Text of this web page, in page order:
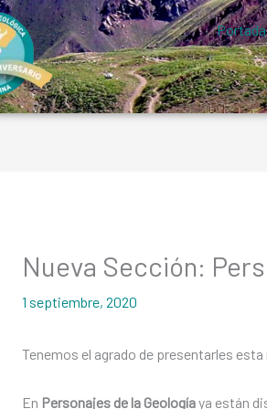
Portada
Nueva Sección:
1 septiembre, 2020
Tenemos el agrado de presentarles
En Personajes de la Geologíaya están